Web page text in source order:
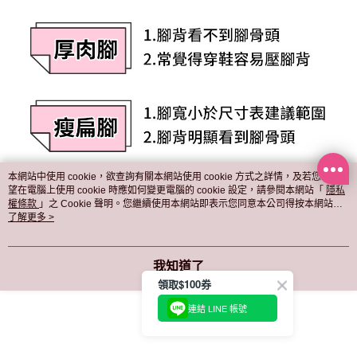
本網站中使用 cookie，欲查詢有關本網站使用 cookie 方式之詳情，及若您不希
望在電腦上使用 cookie 時應如何變更電腦的 cookie 設定，請參閱本網站「 隱私
權條款 」之 Cookie 聲明。您繼續使用本網站即表示您同意本公司得按本網站使
用條款之 Cookie 聲明使用 cookie。
了解更多 >
我知道了
領取$100券
連結 LINE 帳號